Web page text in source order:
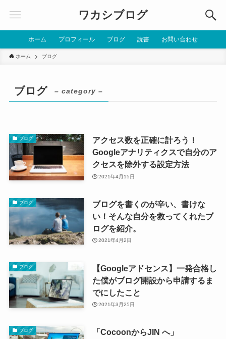
ワカシブログ
ホーム プロフィール ブログ 読書 お問い合わせ
ホーム ブログ
ブログ – category –
ブログ
アクセス数を正確に計ろう！
Googleアナリティクスで自分のア
クセスを除外する設定方法
2021年4月15日
ブログ
ブログを書くのが辛い、書けな
い！そんな自分を救ってくれたブ
ログを紹介。
2021年4月2日
ブログ
【Googleアドセンス】一発合格し
た僕がブログ開設から申請するま
でにしたこと
2021年3月25日
ブログ
「CocoonからJIN へ」